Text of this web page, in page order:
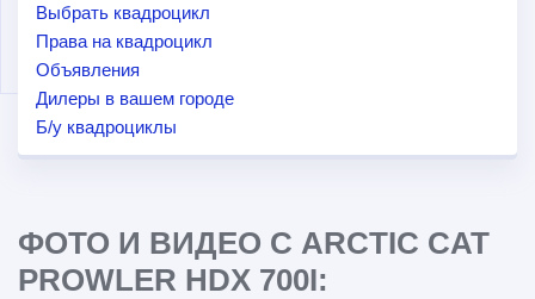
Выбрать квадроцикл
Права на квадроцикл
Объявления
Дилеры в вашем городе
Б/у квадроциклы
ФОТО И ВИДЕО С ARCTIC CAT
PROWLER HDX 700I: